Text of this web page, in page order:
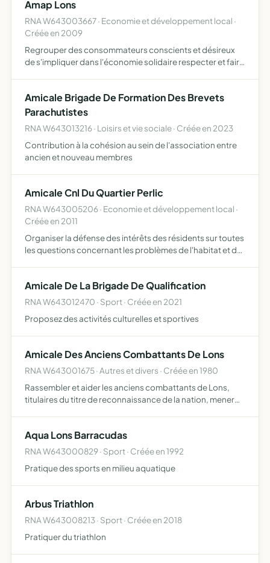
modalités di…
Amap Lons
RNA W643003667 · Economie et développement local ·
Créée en 2009
Regrouper des consommateurs conscients et désireux
de s'impliquer dans l'économie solidaire respecter et faire
Amicale Brigade De Formation Des Brevets
Parachutistes
RNA W643013216 · Loisirs et vie sociale · Créée en 2023
Contribution à la cohésion au sein de l'association entre
ancien et nouveau membres
Amicale Cnl Du Quartier Perlic
RNA W643005206 · Economie et développement local ·
Créée en 2011
Organiser la défense des intérêts des résidents sur toutes
les questions concernant les problèmes de l'habitat et de
Amicale De La Brigade De Qualification
RNA W643012470 · Sport · Créée en 2021
Proposez des activités culturelles et sportives
Amicale Des Anciens Combattants De Lons
RNA W643001675 · Autres et divers · Créée en 1980
Rassembler et aider les anciens combattants de Lons,
titulaires du titre de reconnaissance de la nation, mener
Aqua Lons Barracudas
RNA W643000829 · Sport · Créée en 1992
Pratique des sports en milieu aquatique
Arbus Triathlon
RNA W643008213 · Sport · Créée en 2018
Pratiquer du triathlon